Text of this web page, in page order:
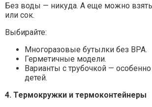
Без воды — никуда. А еще можно
или сок.
Выбирайте:
Многоразовые бутылки без BPA.
Герметичные модели.
Варианты с трубочкой —
детей.
4. Термокружки и термоконтейнеры